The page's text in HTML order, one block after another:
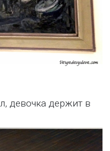
девочка держит в